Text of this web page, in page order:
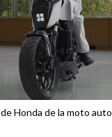
Honda de la moto